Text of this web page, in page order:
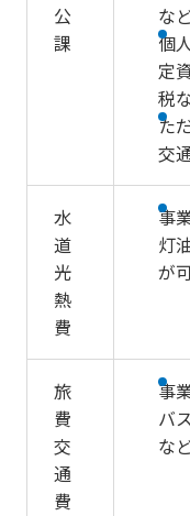
公
課
な
個
定
税
た
交
水
道
光
熱
費
事
灯
が
旅
費
交
通
費
事
バ
な